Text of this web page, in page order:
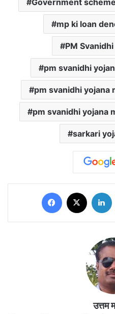
Government
mp ki loan
PM
pm svanidhi
pm svanidhi yojana
pm svanidhi yojana
sarkari
Facebook
उत्तम